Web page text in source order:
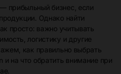
прибыльный бизнес, если
Однако найти
просто: важно учитывать
логистику и другие
как правильно выбрать
и на что обратить внимание при